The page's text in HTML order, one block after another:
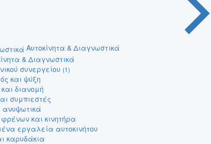
Αυτοκίνητα & Διαγνωστικά
& Διαγνωστικά
συνεργείου (1)
και ψύξη
διανομή
συμπιεστές
ανυψωτικά
και κινητήρα
εργαλεία αυτοκινήτου
καρυδάκια